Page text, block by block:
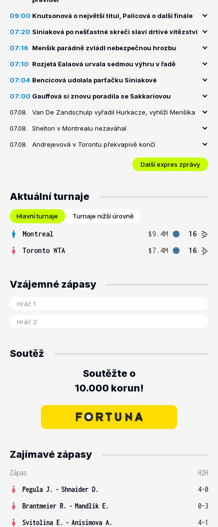
09:00 Knutsonová o největší titul, Palicová o další finále
07:20 Siniaková po nešťastné skreči slaví drtivé vítězství
07:16 Menšík parádně zvládl nebezpečnou hrozbu
07:10 Rozjetá Ealaová urvala sedmou výhru v řadě
07:04 Bencicová udolala parťačku Siniakové
07:00 Gauffová si znovu poradila se Sakkariovou
07.08. Van De Zandschulp vyřadil Hurkacze, vyhlíží Menšíka
07.08. Shelton v Montrealu nezaváhal
07.08. Andrejevová v Torontu překvapivě končí
Další expres zprávy
Aktuální turnaje
Hlavní turnaje Turnaje nižší úrovně
Montreal $9.4M
16
Toronto WTA
$7.4M 16
Vzájemné zápasy
Soutěž
Soutěžte o
10.000 korun!
Zajímavé zápasy
Zápas
H2H
Pegula J. - Shnaider D.
4-0
Brantmeier R. - Mandlik E.
0-3
Svitolina E. - Anisimova A.
4-1